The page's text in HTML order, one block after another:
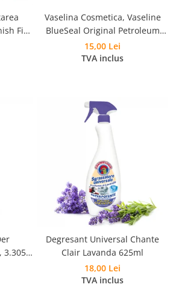
Fizz
8
Vaselina Cosmetica, Vaseline
BlueSeal Original Petroleum
Jelly 100ml
15,00 Lei
TVA inclus
3.305L,
Degresant Universal Chante
Clair Lavanda 625ml
18,00 Lei
TVA inclus